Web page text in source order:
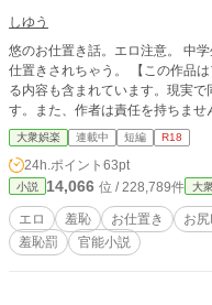
しゆう
悠のお仕置き話。エロ注意。 中
仕置きされちゃう。 【この作品はフィクションであり、現実では法律違反にな
る内容も含まれています。現実
す。また、作者は責任を持ちませ
大衆娯楽 連載中 短編 R18
24h.ポイント 63pt
小説 14,066 位 / 228,789件 大
エロ 羞恥 お仕置き お尻
羞恥罰
官能小説